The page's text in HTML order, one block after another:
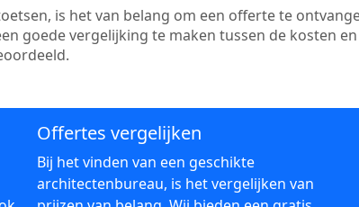
is het van belang om een offerte te
goede vergelijking te maken tussen de kosten
Offertes vergelijken
Bij het vinden van een geschikte
architectenbureau, is het vergelijken van